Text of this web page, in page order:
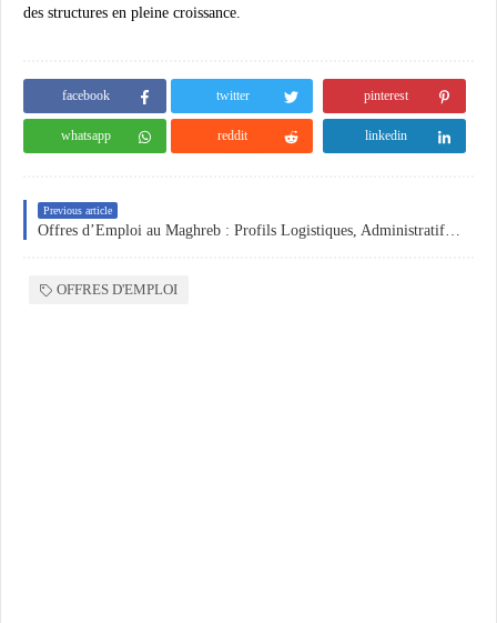
des structures en pleine croissance.
facebook twitter pinterest
whatsapp reddit linkedin
Previous article
OFFRES D'EMPLOI